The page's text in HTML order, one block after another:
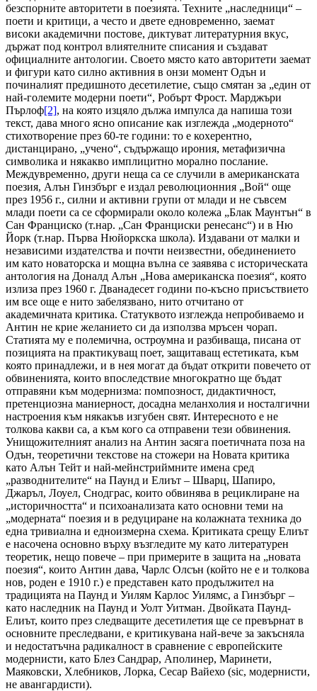
безспорните авторитети в поезията. Техните „наследници“ –
поети и критици, а често и двете едновременно, заемат
високи академични постове, диктуват литературния вкус,
държат под контрол влиятелните списания и създават
официалните антологии. Своето място като авторитети заемат
и фигури като силно активния в онзи момент Одън и
починалият предишното десетилетие, също смятан за „един от
най-големите модерни поети“, Робърт Фрост. Марджъри
Пърлоф[2], на която изцяло дължа импулса да напиша този
текст, дава много ясно описание как изглежда „модерното“
стихотворение през 60-те години: то е кохерентно,
дистанцирано, „учено“, съдържащо ирония, метафизична
символика и някакво имплицитно морално послание.
Междувременно, други неща са се случили в американската
поезия, Алън Гинзбърг е издал революционния „Вой“ още
през 1956 г., силни и активни групи от млади и не съвсем
млади поети са се сформирали около колежа „Блак Маунтън“ в
Сан Франциско (т.нар. „Сан Франциски ренесанс“) и в Ню
Йорк (т.нар. Първа Нюйоркска школа). Издавани от малки и
независими издателства и почти неизвестни, обединението
им като новаторска и мощна вълна се заявява с историческата
антология на Доналд Алън „Нова американска поезия“, която
излиза през 1960 г. Дванадесет години по-късно присъствието
им все още е нито забелязвано, нито отчитано от
академичната критика. Статуквото изглежда непробиваемо и
Антин не крие желанието си да използва мръсен чорап.
Статията му е полемична, остроумна и разбиваща, писана от
позицията на практикуващ поет, защитаващ естетиката, към
която принадлежи, и в нея могат да бъдат открити повечето от
обвиненията, които впоследствие многократно ще бъдат
отправяни към модернизма: помпозност, дидактичност,
претенциозна маниерност, досадна меланхолия и носталгични
настроения към някакъв изгубен свят. Интересното е не
толкова какви са, а към кого са отправени тези обвинения.
Унищожителният анализ на Антин засяга поетичната поза на
Одън, теоретични текстове на стожери на Новата критика
като Алън Тейт и най-мейнстриймните имена сред
„разводнителите“ на Паунд и Елиът – Шварц, Шапиро,
Джаръл, Лоуел, Снодграс, които обвинява в рециклиране на
„историчността“ и психоанализата като основни теми на
„модерната“ поезия и в редуциране на колажната техника до
една тривиална и едноизмерна схема. Критиката срещу Елиът
е насочена основно върху възгледите му като литературен
теоретик, нещо повече – при примерите в защита на „новата
поезия“, които Антин дава, Чарлс Олсън (който не е и толкова
нов, роден е 1910 г.) е представен като продължител на
традицията на Паунд и Уилям Карлос Уилямс, а Гинзбърг –
като наследник на Паунд и Уолт Уитман. Двойката Паунд-
Елиът, които през следващите десетилетия ще се превърнат в
основните преследвани, е критикувана най-вече за закъсняла
и недостатъчна радикалност в сравнение с европейските
модернисти, като Блез Сандрар, Аполинер, Маринети,
Маяковски, Хлебников, Лорка, Сесар Вайехо (sic, модернисти,
не авангардисти).